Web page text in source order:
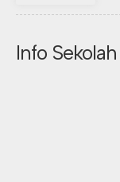
Info Sekolah